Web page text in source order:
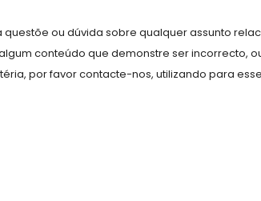
questõe ou dúvida sobre qualquer assunto
conteúdo que demonstre ser incorrecto,
por favor contacte-nos, utilizando para